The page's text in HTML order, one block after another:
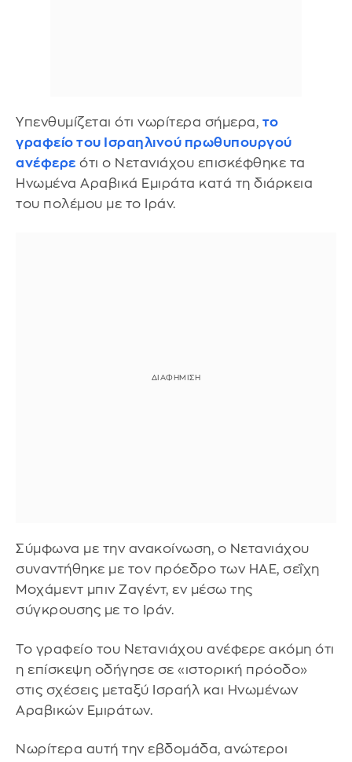
Υπενθυμίζεται ότι νωρίτερα σήμερα, το
γραφείο του Ισραηλινού πρωθυπουργού
ανέφερε ότι ο Νετανιάχου επισκέφθηκε τα
Ηνωμένα Αραβικά Εμιράτα κατά τη διάρκεια
του πολέμου με το Ιράν.
Σύμφωνα με την ανακοίνωση, ο Νετανιάχου
συναντήθηκε με τον πρόεδρο των ΗΑΕ, σεΐχη
Μοχάμεντ μπιν Ζαγέντ, εν μέσω της
σύγκρουσης με το Ιράν.
Το γραφείο του Νετανιάχου ανέφερε ακόμη ότι
η επίσκεψη οδήγησε σε «ιστορική πρόοδο»
στις σχέσεις μεταξύ Ισραήλ και Ηνωμένων
Αραβικών Εμιράτων.
Νωρίτερα αυτή την εβδομάδα, ανώτεροι